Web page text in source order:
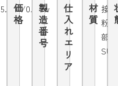
5.5kw/0.75kw
価
格
製
造
番
号
仕
入
れ
エ
リ
ア
材
質
接
粉
部
SUS